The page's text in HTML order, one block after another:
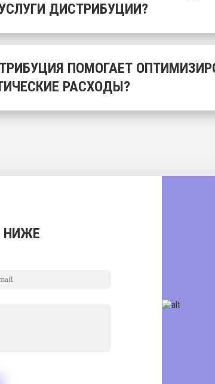
ДИСТРИБУЦИИ?
ПОМОГАЕТ
РАСХОДЫ?
НИЖЕ